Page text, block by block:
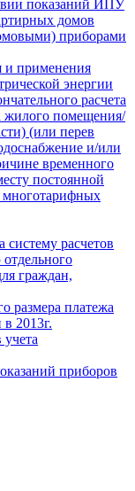
показаний ИПУ
домов
приборами
и применения
энергии
расчета
жилого помещения/
(или перев
и/или
временного
постоянной
систему расчетов
граждан,
размера платежа
2013г.
приборов